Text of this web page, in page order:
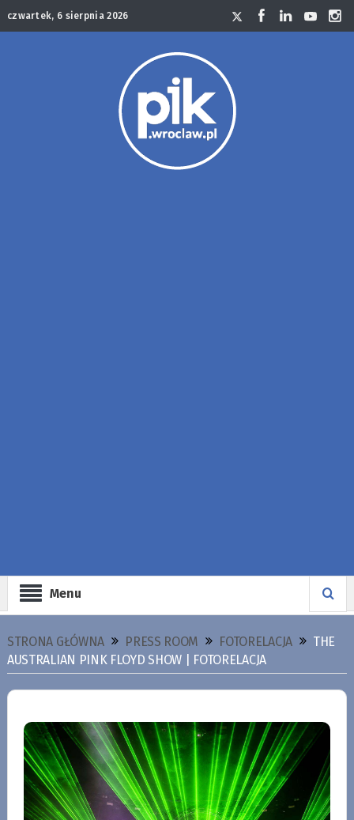
czwartek, 6 sierpnia 2026
Menu
STRONA GŁÓWNA PRESS ROOM FOTORELACJA
THE
AUSTRALIAN PINK FLOYD SHOW | FOTORELACJA